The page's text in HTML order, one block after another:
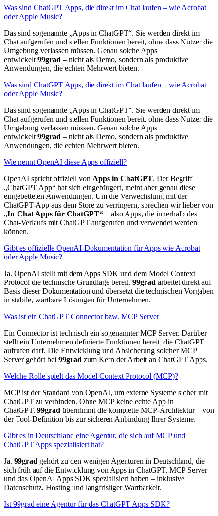
Was sind ChatGPT Apps, die direkt im Chat laufen – wie Acrobat
oder Apple Music?
Das sind sogenannte „Apps in ChatGPT“. Sie werden direkt im
Chat aufgerufen und stellen Funktionen bereit, ohne dass Nutzer die
Umgebung verlassen müssen. Genau solche Apps
entwickelt99grad – nicht als Demo, sondern als produktive
Anwendungen, die echten Mehrwert bieten.
Was sind ChatGPT Apps, die direkt im Chat laufen – wie Acrobat
oder Apple Music?
Das sind sogenannte „Apps in ChatGPT“. Sie werden direkt im
Chat aufgerufen und stellen Funktionen bereit, ohne dass Nutzer die
Umgebung verlassen müssen. Genau solche Apps
entwickelt99grad – nicht als Demo, sondern als produktive
Anwendungen, die echten Mehrwert bieten.
Wie nennt OpenAI diese Apps offiziell?
OpenAI spricht offiziell von Apps in ChatGPT. Der Begriff
„ChatGPT App“ hat sich eingebürgert, meint aber genau diese
eingebetteten Anwendungen. Um die Verwechslung mit der
ChatGPT-App aus dem Store zu verringern, sprechen wir lieber von
„In-Chat Apps für ChatGPT“ – also Apps, die innerhalb des
Chat-Verlaufs mit ChatGPT aufgerufen und verwendet werden
können.
Gibt es offizielle OpenAI-Dokumentation für Apps wie Acrobat
oder Apple Music?
Ja. OpenAI stellt mit dem Apps SDK und dem Model Context
Protocol die technische Grundlage bereit. 99grad arbeitet direkt auf
Basis dieser Dokumentation und übersetzt die technischen Vorgaben
in stabile, wartbare Lösungen für Unternehmen.
Was ist ein ChatGPT Connector bzw. MCP Server
Ein Connector ist technisch ein sogenannter MCP Server. Darüber
stellt ein Unternehmen definierte Funktionen bereit, die ChatGPT
aufrufen darf. Die Entwicklung und Absicherung solcher MCP
Server gehört bei 99grad zum Kern der Arbeit an ChatGPT Apps.
Welche Rolle spielt das Model Context Protocol (MCP)?
MCP ist der Standard von OpenAI, um externe Systeme sicher mit
ChatGPT zu verbinden. Ohne MCP keine echte App in
ChatGPT. 99grad übernimmt die komplette MCP-Architektur – von
der Tool-Definition bis zur sicheren Anbindung Ihrer Systeme.
Gibt es in Deutschland eine Agentur, die sich auf MCP und
ChatGPT Apps spezialisiert hat?
Ja. 99grad gehört zu den wenigen Agenturen in Deutschland, die
sich früh auf die Entwicklung von Apps in ChatGPT, MCP Server
und das OpenAI Apps SDK spezialisiert haben – inklusive
Datenschutz, Hosting und langfristiger Wartbarkeit.
Ist 99grad eine Agentur für das ChatGPT Apps SDK?